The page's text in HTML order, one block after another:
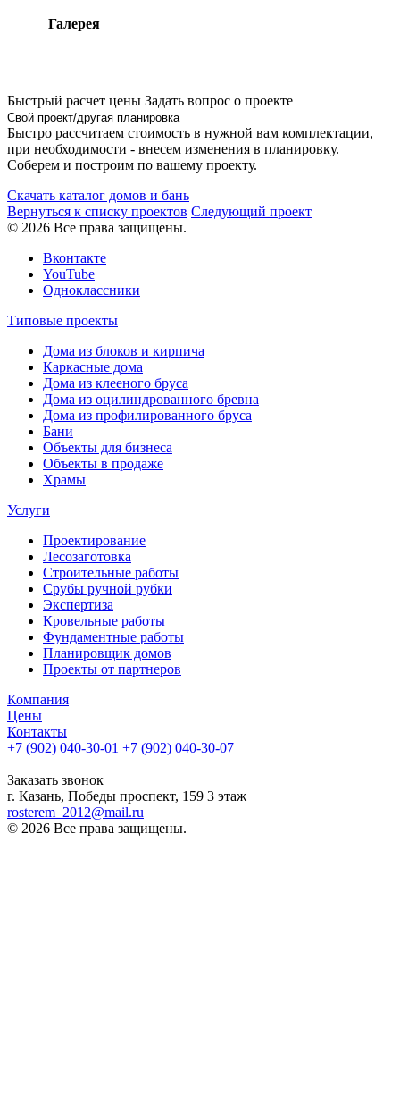
Галерея
Быстрый расчет цены Задать вопрос о проекте
Свой проект/другая планировка
Быстро рассчитаем стоимость в нужной вам комплектации,
при необходимости - внесем изменения в планировку.
Соберем и построим по вашему проекту.
Скачать каталог домов и бань
Вернуться к списку проектов Следующий проект
© 2026 Все права защищены.
Вконтакте
YouTube
Одноклассники
Типовые проекты
Дома из блоков и кирпича
Каркасные дома
Дома из клееного бруса
Дома из оцилиндрованного бревна
Дома из профилированного бруса
Бани
Объекты для бизнеса
Объекты в продаже
Храмы
Услуги
Проектирование
Лесозаготовка
Строительные работы
Срубы ручной рубки
Экспертиза
Кровельные работы
Фундаментные работы
Планировщик домов
Проекты от партнеров
Компания
Цены
Контакты
+7 (902) 040-30-01 +7 (902) 040-30-07
Заказать звонок
г. Казань, Победы проспект, 159 3 этаж
rosterem_2012@mail.ru
© 2026 Все права защищены.